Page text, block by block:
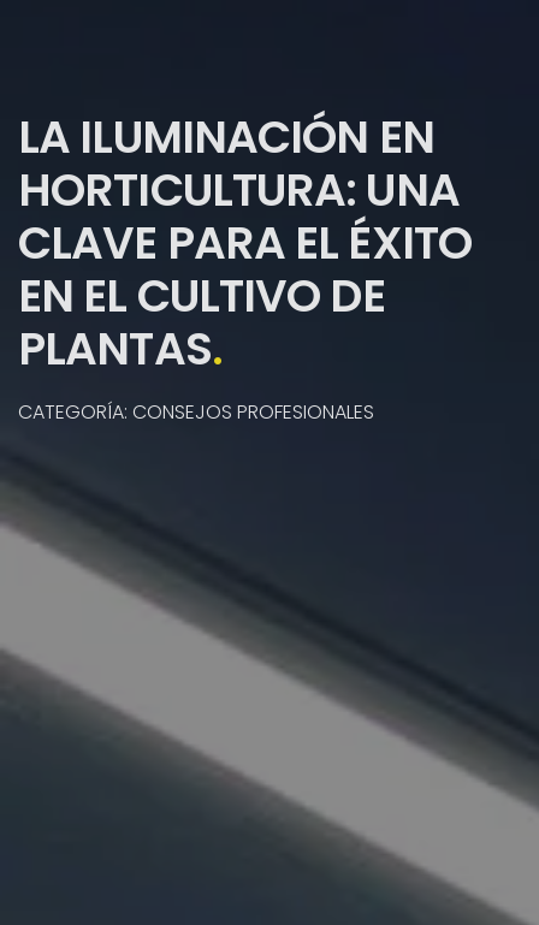
LA ILUMINACIÓN EN
HORTICULTURA: UNA
CLAVE PARA EL ÉXITO
EN EL CULTIVO DE
PLANTAS.
CATEGORÍA: CONSEJOS PROFESIONALES